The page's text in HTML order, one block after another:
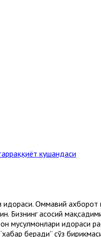
кушандаси
Оммавий ахборот
Бизнинг асосий
мусулмонлари идораси
беради” сўз